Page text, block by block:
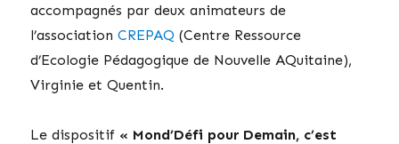
accompagnés par deux animateurs de
l’associationCREPAQ (Centre Ressource
d’Ecologie Pédagogique de Nouvelle AQuitaine),
Virginie et Quentin.
Le dispositif « Mond’Défi pour Demain, c’est